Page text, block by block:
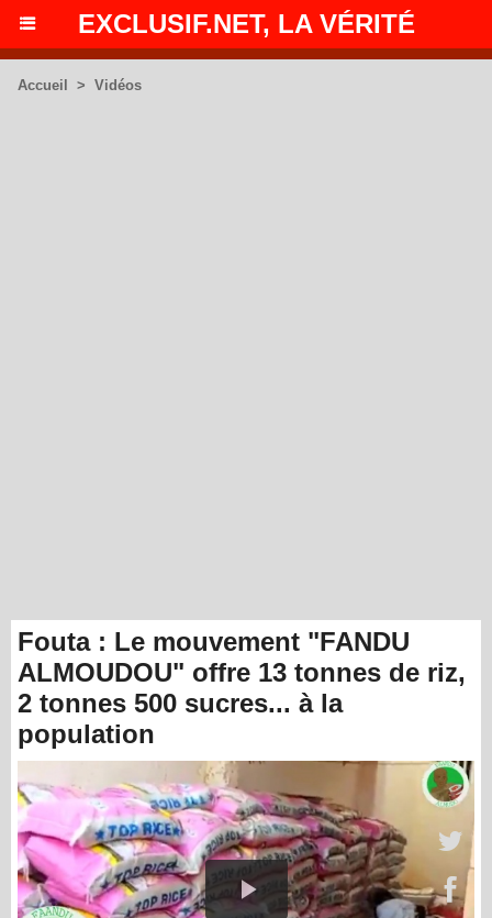
EXCLUSIF.NET, LA VÉRITÉ
Accueil > Vidéos
Fouta : Le mouvement "FANDU
ALMOUDOU" offre 13 tonnes de riz,
2 tonnes 500 sucres... à la
population